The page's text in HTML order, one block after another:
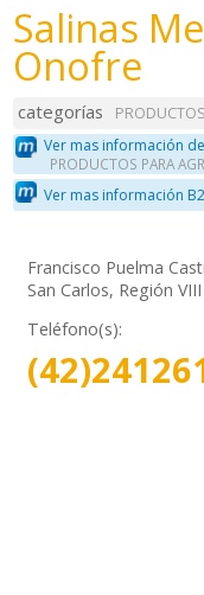
Salinas
Onofre
categorías
Ver mas información
PRODUCTOS PARA
Ver mas información
Francisco Puelma
San Carlos, Región VIII
Teléfono(s):